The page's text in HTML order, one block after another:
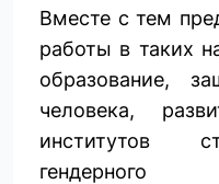
Вместе с тем
работы в таких
образование,
человека,
институтов